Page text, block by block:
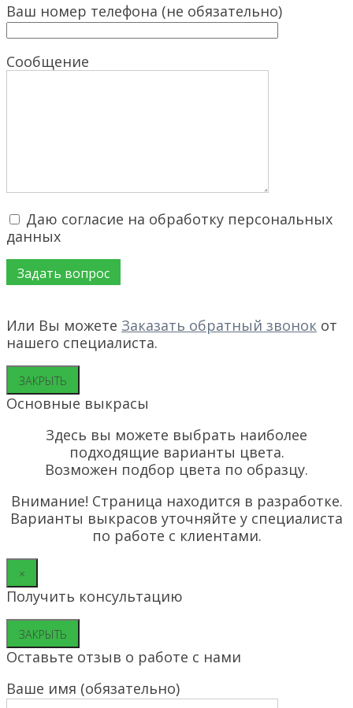
Ваш номер телефона (не обязательно)
Сообщение
Даю согласие на обработку персональных
данных
Или Вы можете Заказать обратный звонок от
нашего специалиста.
ЗАКРЫТЬ
Основные выкрасы
Здесь вы можете выбрать наиболее
подходящие варианты цвета.
Возможен подбор цвета по образцу.
Внимание! Страница находится в разработке.
Варианты выкрасов уточняйте у специалиста
по работе с клиентами.
×
Получить консультацию
ЗАКРЫТЬ
Оставьте отзыв о работе с нами
Ваше имя (обязательно)